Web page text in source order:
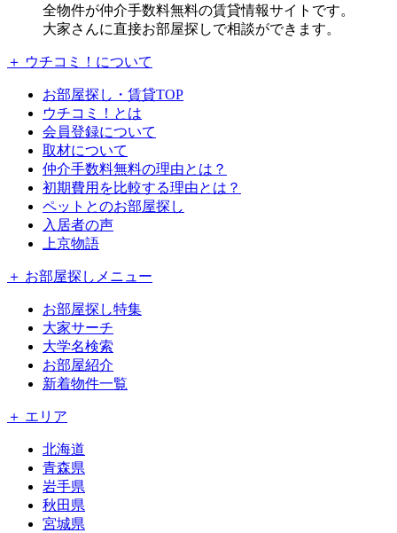
全物件が仲介手数料無料の賃貸情報サイトです。
大家さんに直接お部屋探しで相談ができます。
＋ ウチコミ！について
お部屋探し・賃貸TOP
ウチコミ！とは
会員登録について
取材について
仲介手数料無料の理由とは？
初期費用を比較する理由とは？
ペットとのお部屋探し
入居者の声
上京物語
＋ お部屋探しメニュー
お部屋探し特集
大家サーチ
大学名検索
お部屋紹介
新着物件一覧
＋ エリア
北海道
青森県
岩手県
秋田県
宮城県